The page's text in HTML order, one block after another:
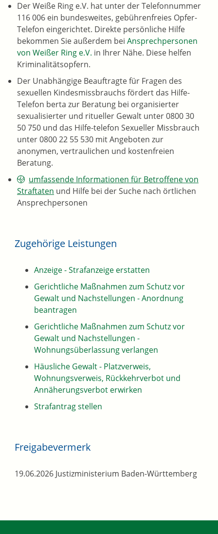
Der Weiße Ring e.V. hat unter der Telefonnummer
116 006 ein bundesweites, gebührenfreies Opfer-
Telefon eingerichtet. Direkte persönliche Hilfe
bekommen Sie außerdem bei Ansprechpersonen
von Weißer Ring e.V. in Ihrer Nähe. Diese helfen
Kriminalitätsopfern.
Der Unabhängige Beauftragte für Fragen des
sexuellen Kindesmissbrauchs fördert das Hilfe-
Telefon berta zur Beratung bei organisierter
sexualisierter und ritueller Gewalt unter 0800 30
50 750 und das Hilfe-telefon Sexueller Missbrauch
unter 0800 22 55 530 mit Angeboten zur
anonymen, vertraulichen und kostenfreien
Beratung.
umfassende Informationen für Betroffene von
Straftaten und Hilfe bei der Suche nach örtlichen
Ansprechpersonen
Zugehörige Leistungen
Anzeige - Strafanzeige erstatten
Gerichtliche Maßnahmen zum Schutz vor
Gewalt und Nachstellungen - Anordnung
beantragen
Gerichtliche Maßnahmen zum Schutz vor
Gewalt und Nachstellungen -
Wohnungsüberlassung verlangen
Häusliche Gewalt - Platzverweis,
Wohnungsverweis, Rückkehrverbot und
Annäherungsverbot erwirken
Strafantrag stellen
Freigabevermerk
19.06.2026 Justizministerium Baden-Württemberg